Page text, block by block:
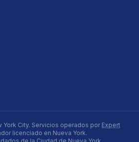
York City. Servicios operados por Expert
licenciado en Nueva York.